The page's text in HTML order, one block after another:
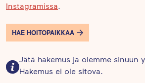
Instagramissa
HAE HOITOPAIKKAA
Jätä hakemus ja olemme sinuun
Hakemus ei ole sitova.